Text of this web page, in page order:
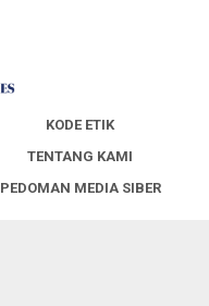
KODE ETIK
TENTANG KAMI
PEDOMAN MEDIA SIBER